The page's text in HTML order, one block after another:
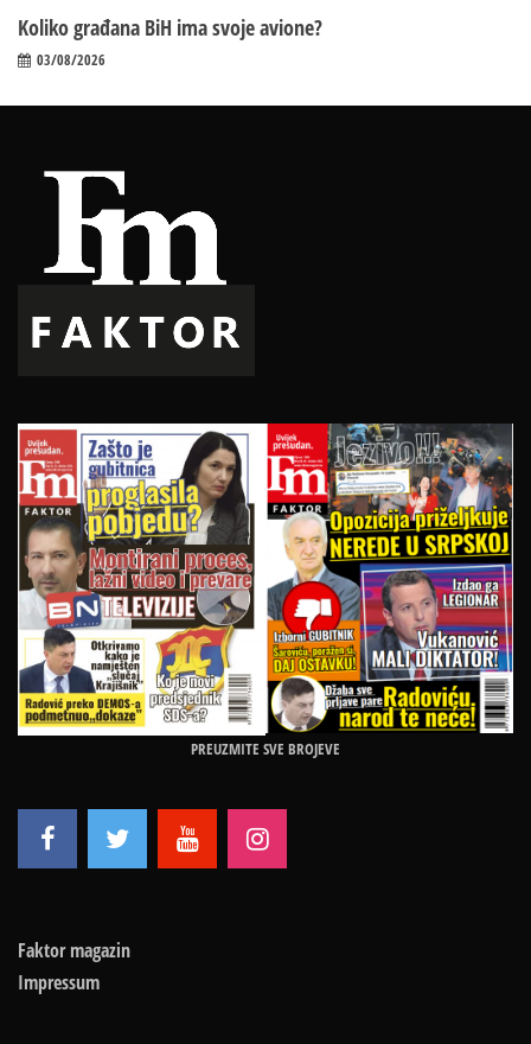
Koliko građana BiH ima svoje avione?
03/08/2026
PREUZMITE SVE BROJEVE
Faktor magazin
Impressum